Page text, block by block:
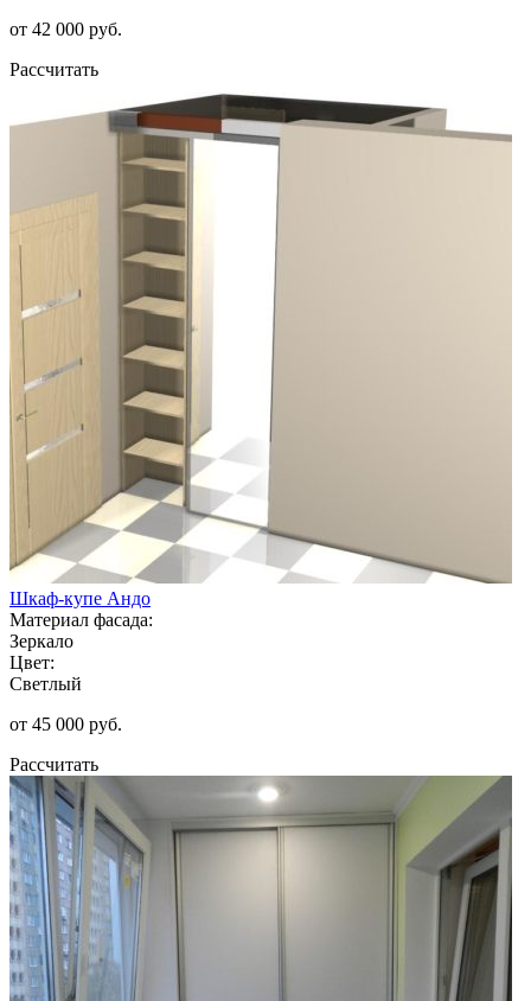
от 42 000 руб.
Рассчитать
Шкаф-купе Андо
Материал фасада:
Зеркало
Цвет:
Светлый
от 45 000 руб.
Рассчитать